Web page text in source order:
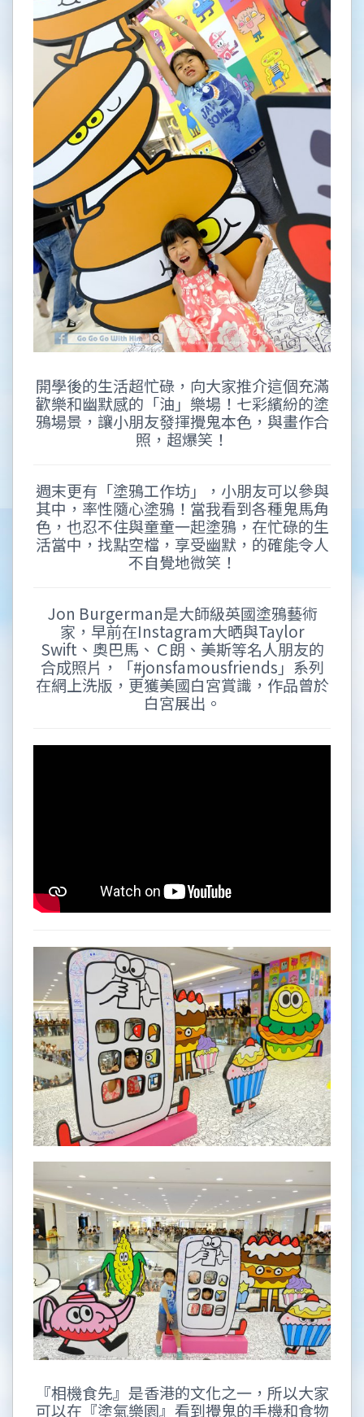
開學後的生活超忙碌，向大家推介這個充滿
歡樂和幽默感的「油」樂場！七彩繽紛的塗
鴉場景，讓小朋友發揮攪鬼本色，與畫作合
照，超爆笑！
週末更有「塗鴉工作坊」，小朋友可以參與
其中，率性隨心塗鴉！當我看到各種鬼馬角
色，也忍不住與童童一起塗鴉，在忙碌的生
活當中，找點空檔，享受幽默，的確能令人
不自覺地微笑！
Jon Burgerman是大師級英國塗鴉藝術
家，早前在Instagram大晒與Taylor
Swift、奧巴馬、Ｃ朗、美斯等名人朋友的
合成照片，「#jonsfamousfriends」系列
在網上洗版，更獲美國白宮賞識，作品曾於
白宮展出。
『相機食先』是香港的文化之一，所以大家
可以在『塗氣樂園』看到攪鬼的手機和食物